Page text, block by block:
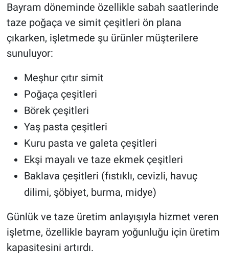
Bayram döneminde özellikle sabah saatlerinde
taze poğaça ve simit çeşitleri ön plana
çıkarken, işletmede şu ürünler müşterilere
sunuluyor:
Meşhur çıtır simit
Poğaça çeşitleri
Börek çeşitleri
Yaş pasta çeşitleri
Kuru pasta ve galeta çeşitleri
Ekşi mayalı ve taze ekmek çeşitleri
Baklava çeşitleri (fıstıklı, cevizli, havuç
dilimi, şöbiyet, burma, midye)
Günlük ve taze üretim anlayışıyla hizmet veren
işletme, özellikle bayram yoğunluğu için üretim
kapasitesini artırdı.